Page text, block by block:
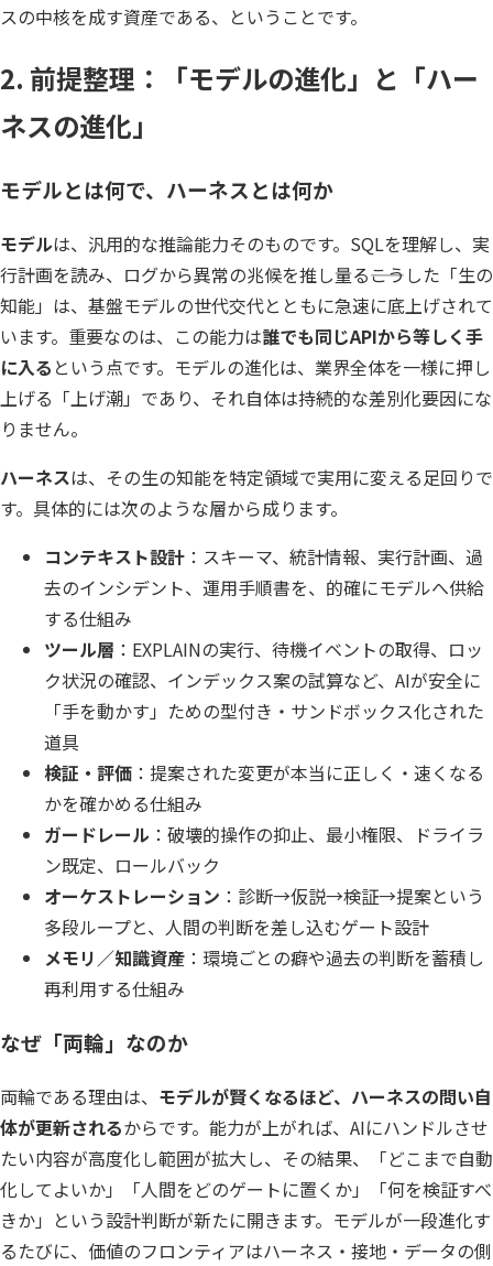
データベース移行
データ可視化
データ統合
データ連携
フリーテキストマスキ
レプリケーション
個人情報保護
Insight Consulting
スの中核を成す資産である、ということです。
2. 前提整理：「モデルの進化」と「ハー
ネスの進化」
モデルとは何で、ハーネスとは何か
モデルは、汎用的な推論能力そのものです。SQLを理解し、実
行計画を読み、ログから異常の兆候を推し量る――こうした「生の
知能」は、基盤モデルの世代交代とともに急速に底上げされて
います。重要なのは、この能力は誰でも同じAPIから等しく手
に入る という点です。モデルの進化は、業界全体を一様に押し
上げる「上げ潮」であり、それ自体は持続的な差別化要因にな
りません。
ハーネスは、その生の知能を特定領域で実用に変える足回りで
す。具体的には次のような層から成ります。
コンテキスト設計 ：スキーマ、統計情報、実行計画、過
去のインシデント、運用手順書を、的確にモデルへ供給
する仕組み
ツール層 ：EXPLAINの実行、待機イベントの取得、ロッ
ク状況の確認、インデックス案の試算など、AIが安全に
「手を動かす」ための型付き・サンドボックス化された
道具
検証・評価 ：提案された変更が本当に正しく・速くなる
かを確かめる仕組み
ガードレール ：破壊的操作の抑止、最小権限、ドライラ
ン既定、ロールバック
オーケストレーション ：診断→仮説→検証→提案という
多段ループと、人間の判断を差し込むゲート設計
メモリ／知識資産 ：環境ごとの癖や過去の判断を蓄積し
再利用する仕組み
なぜ「両輪」なのか
両輪である理由は、 モデルが賢くなるほど、ハーネスの問い自
体が更新されるからです。能力が上がれば、AIにハンドルさせ
たい内容が高度化し範囲が拡大し、その結果、「どこまで自動
化してよいか」「人間をどのゲートに置くか」「何を検証すべ
きか」という設計判断が新たに開きます。モデルが一段進化す
るたびに、価値のフロンティアはハーネス・接地・データの側